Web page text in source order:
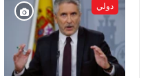
دولي